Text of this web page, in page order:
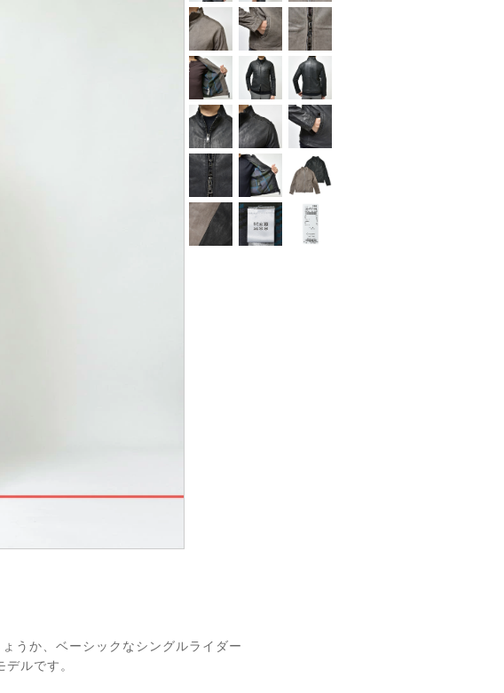
うか、ベーシックなシングルライダー
ルです。